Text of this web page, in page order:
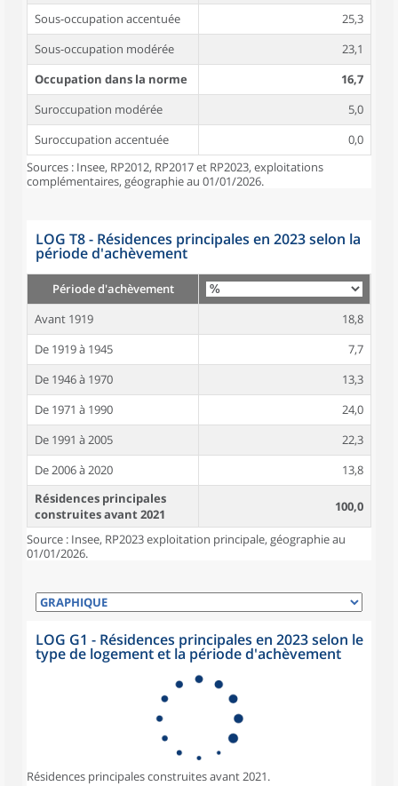
Sous-occupation accentuée
25,3
Sous-occupation modérée
23,1
Occupation dans la norme
16,7
Suroccupation modérée
5,0
Suroccupation accentuée
0,0
Sources : Insee, RP2012, RP2017 et RP2023, exploitations
complémentaires, géographie au 01/01/2026.
LOG T8 - Résidences principales en 2023 selon la
période d'achèvement
Période d'achèvement
Avant 1919
18,8
De 1919 à 1945
7,7
De 1946 à 1970
13,3
De 1971 à 1990
24,0
De 1991 à 2005
22,3
De 2006 à 2020
13,8
Résidences principales
construites avant 2021
100,0
Source : Insee, RP2023 exploitation principale, géographie au
01/01/2026.
LOG G1 - Résidences principales en 2023 selon le
type de logement et la période d'achèvement
Résidences principales construites avant 2021.